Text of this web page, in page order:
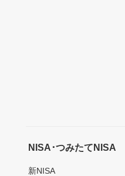
NISA･つみたてNISA
新NISA